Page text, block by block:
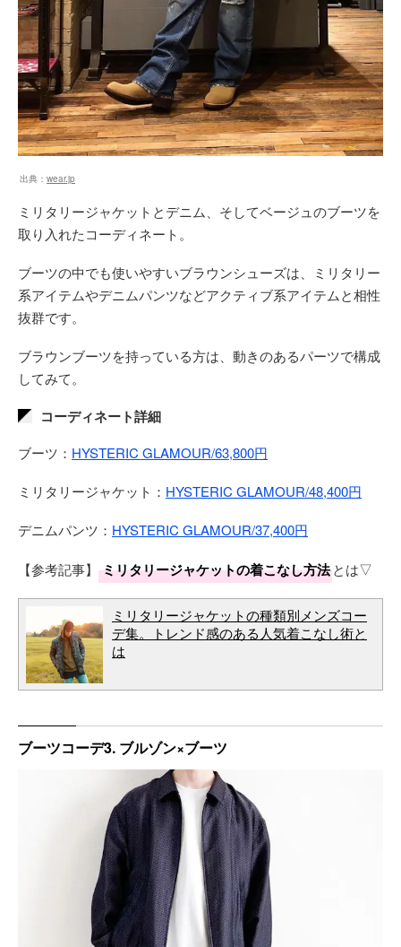
出典： wear.jp
ミリタリージャケットとデニム、そしてベージュのブーツを
取り入れたコーディネート。
ブーツの中でも使いやすいブラウンシューズは、ミリタリー
系アイテムやデニムパンツなどアクティブ系アイテムと相性
抜群です。
ブラウンブーツを持っている方は、動きのあるパーツで構成
してみて。
コーディネート詳細
ブーツ： HYSTERIC GLAMOUR/63,800円
ミリタリージャケット： HYSTERIC GLAMOUR/48,400円
デニムパンツ： HYSTERIC GLAMOUR/37,400円
【参考記事】 ミリタリージャケットの着こなし方法とは▽
ミリタリージャケットの種類別メンズコー
デ集。トレンド感のある人気着こなし術と
は
ブーツコーデ3. ブルゾン×ブーツ